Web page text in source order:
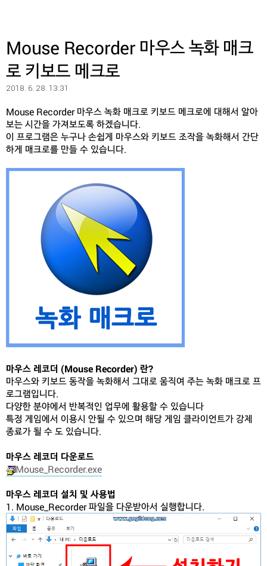
Mouse Recorder 마우스 녹화 매크
로 키보드 메크로
2018. 6. 28. 13:31
Mouse Recorder 마우스 녹화 매크로 키보드 메크로에 대해서 알아
보는 시간을 가져보도록 하겠습니다.
이 프로그램은 누구나 손쉽게 마우스와 키보드 조작을 녹화해서 간단
하게 매크로를 만들 수 있습니다.
마우스 레코더 (Mouse Recorder) 란?
마우스와 키보드 동작을 녹화해서 그대로 움직여 주는 녹화 매크로 프
로그램입니다.
다양한 분야에서 반복적인 업무에 활용할 수 있습니다
특정 게임에서 이용시 안될 수 있으며 해당 게임 클라이언트가 강제
종료가 될 수 도 있습니다.
마우스 레코더 다운로드
Mouse_Recorder.exe
마우스 레코더 설치 및 사용법
1. Mouse_Recorder 파일을 다운받아서 실행합니다.